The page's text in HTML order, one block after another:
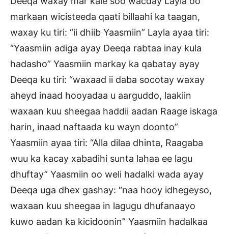
markaan wicisteeda qaati billaahi ka taagan,
waxay ku tiri: “ii dhiib Yaasmiin” Layla ayaa tiri:
“Yaasmiin adiga ayay Deeqa rabtaa inay kula
hadasho” Yaasmiin markay ka qabatay ayay
Deeqa ku tiri: “waxaad ii daba socotay waxay
aheyd inaad hooyadaa u aarguddo, laakiin
waxaan kuu sheegaa haddii aadan Raage iskaga
harin, inaad naftaada ku wayn doonto”
Yaasmiin ayaa tiri: “Alla dilaa dhinta, Raagaba
wuu ka kacay xabadihi sunta lahaa ee lagu
dhuftay” Yaasmiin oo weli hadalki wada ayay
Deeqa uga dhex gashay: “naa hooy idhegeyso,
waxaan kuu sheegaa in lagugu dhufanaayo
kuwo aadan ka kicidoonin” Yaasmiin hadalkaa